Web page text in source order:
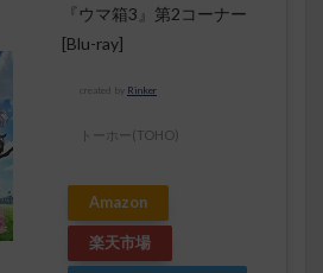
『ウマ箱3』第2コーナー
[Blu-ray]
created by Rinker
トーホー(TOHO)
Amazon
楽天市場